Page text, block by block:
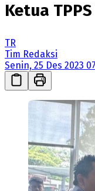
Ketua
TR
Tim Redaksi
Senin, 25 Des 2023